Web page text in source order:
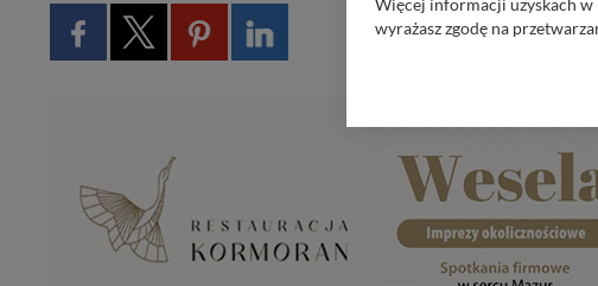
Więcej informacji uzyskach w
wyrażasz zgodę na
Wyjątkiem jest sytuacja, gdy
Administratorem Twoich
11-500 Giżycko. Możesz z
W każdej chwili możesz:
przetwarzania. Pamiętaj